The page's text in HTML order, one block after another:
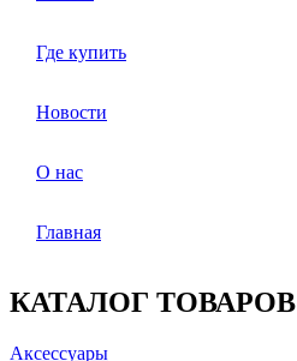
Где купить
Новости
О нас
Главная
КАТАЛОГ ТОВАРОВ
Аксессуары